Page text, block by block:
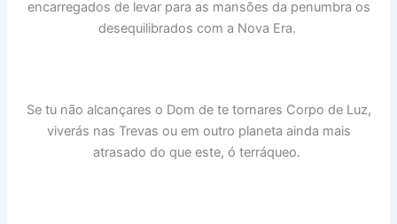
encarregados de levar para as mansões da penumbra os
desequilibrados com a Nova Era.
Se tu não alcançares o Dom de te tornares Corpo de Luz,
viverás nas Trevas ou em outro planeta ainda mais
atrasado do que este, ó terráqueo.